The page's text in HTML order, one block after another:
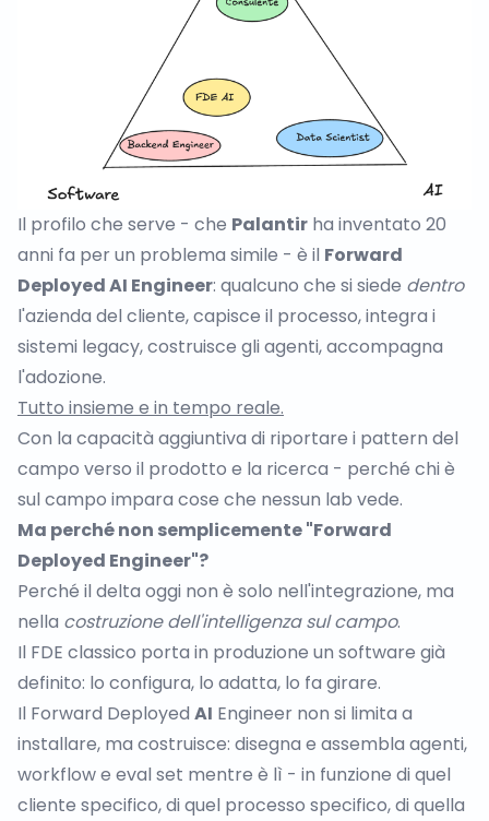
Il profilo che serve - che Palantir ha inventato 20
anni fa per un problema simile - è il Forward
Deployed AI Engineer: qualcuno che si siede dentro
l'azienda del cliente, capisce il processo, integra i
sistemi legacy, costruisce gli agenti, accompagna
l'adozione.
Tutto insieme e in tempo reale.
Con la capacità aggiuntiva di riportare i pattern del
campo verso il prodotto e la ricerca - perché chi è
sul campo impara cose che nessun lab vede.
Ma perché non semplicemente "Forward
Deployed Engineer"?
Perché il delta oggi non è solo nell'integrazione, ma
nella costruzione dell'intelligenza sul campo.
Il FDE classico porta in produzione un software già
definito: lo configura, lo adatta, lo fa girare.
Il Forward Deployed AI Engineer non si limita a
installare, ma costruisce: disegna e assembla agenti,
workflow e eval set mentre è lì - in funzione di quel
cliente specifico, di quel processo specifico, di quella